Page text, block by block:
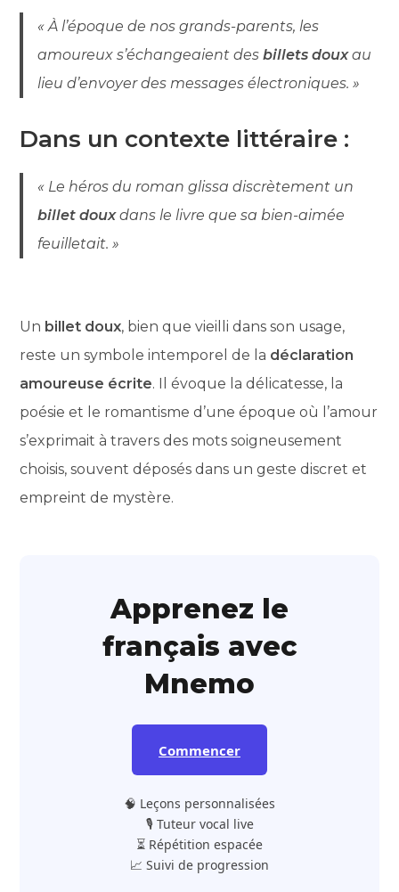
« À l’époque de nos grands-parents, les
amoureux s’échangeaient desbillets douxau
lieu d’envoyer des messages électroniques. »
Dans un contexte littéraire :
« Le héros du roman glissa discrètement un
billet douxdans le livre que sa bien-aimée
feuilletait. »
Un billet doux, bien que vieilli dans son usage,
reste un symbole intemporel de la déclaration
amoureuse écrite. Il évoque la délicatesse, la
poésie et le romantisme d’une époque où l’amour
s’exprimait à travers des mots soigneusement
choisis, souvent déposés dans un geste discret et
empreint de mystère.
Apprenez le
français avec
Mnemo
Commencer
🧠 Leçons personnalisées
🎙️ Tuteur vocal live
⏳ Répétition espacée
📈 Suivi de progression